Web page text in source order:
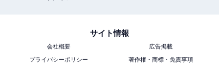
性）」「誰が見てもイケメン。顔が整いすぎている（21
歳女性）」など、端正な顔立ちやスタイルの良さを絶賛
サイト情報
会社概要
広告掲載
プライバシーポリシー
著作権・商標・免責事項